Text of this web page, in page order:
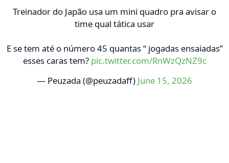
Treinador do Japão usa um mini quadro pra avisar o
time qual tática usar
E se tem até o número 45 quantas “ jogadas ensaiadas”
esses caras tem? pic.twitter.com/RnWzQzNZ9c
— Peuzada (@peuzadaff) June 15, 2026